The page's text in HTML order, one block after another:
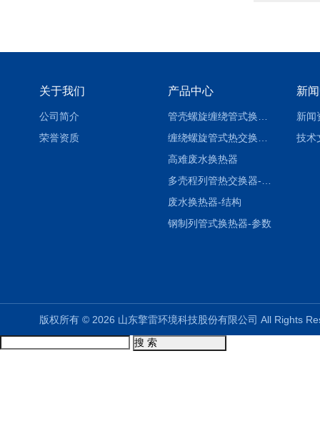
关于我们
公司简介
荣誉资质
产品中心
高难废水换热器
废水换热器-结构
钢制列管式换热器-参数
新
新闻
技术
版权所有 © 2026 山东擎雷环境科技股份有限公司 All